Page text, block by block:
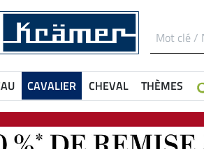
CAVALIER CHEVAL THÈMES